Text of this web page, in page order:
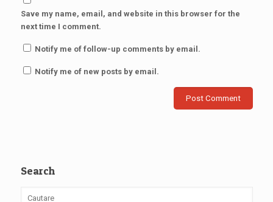
Save my name, email, and website in this browser for the
next time I comment.
Notify me of follow-up comments by email.
Notify me of new posts by email.
Search